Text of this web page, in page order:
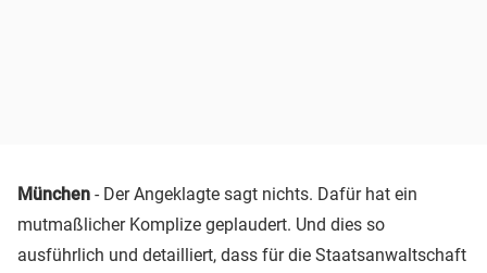
München - Der Angeklagte sagt nichts. Dafür hat ein
mutmaßlicher Komplize geplaudert. Und dies so
ausführlich und detailliert, dass für die Staatsanwaltschaft